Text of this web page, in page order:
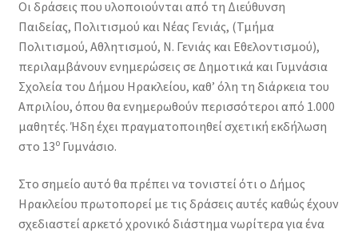
Οι δράσεις που υλοποιούνται από τη Διεύθυνση
Παιδείας, Πολιτισμού και Νέας Γενιάς, (Τμήμα
Πολιτισμού, Αθλητισμού, Ν. Γενιάς και Εθελοντισμού),
περιλαμβάνουν ενημερώσεις σε Δημοτικά και Γυμνάσια
Σχολεία του Δήμου Ηρακλείου, καθ’ όλη τη διάρκεια του
Απριλίου, όπου θα ενημερωθούν περισσότεροι από 1.000
μαθητές. Ήδη έχει πραγματοποιηθεί σχετική εκδήλωση
στο 13οΓυμνάσιο.
Στο σημείο αυτό θα πρέπει να τονιστεί ότι ο Δήμος
Ηρακλείου πρωτοπορεί με τις δράσεις αυτές καθώς έχουν
σχεδιαστεί αρκετό χρονικό διάστημα νωρίτερα για ένα